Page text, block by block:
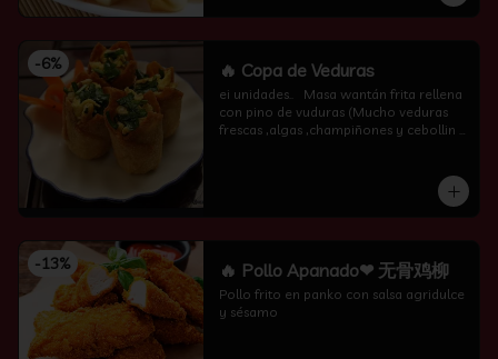
-6% 🔥 Copa de Veduras
ei unidades..   Masa wantán frita rellena
con pino de vuduras (Mucho veduras
frescas ,algas ,champiñones y cebollin
-13% 🔥 Pollo Apanado❤ 无骨鸡柳
Pollo frito en panko con salsa agridulce
y sésamo